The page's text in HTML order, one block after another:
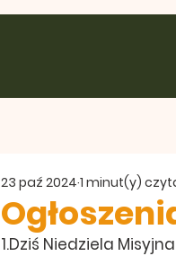
23 paź 2024 1 minut(y)
1.Dziś Niedziela